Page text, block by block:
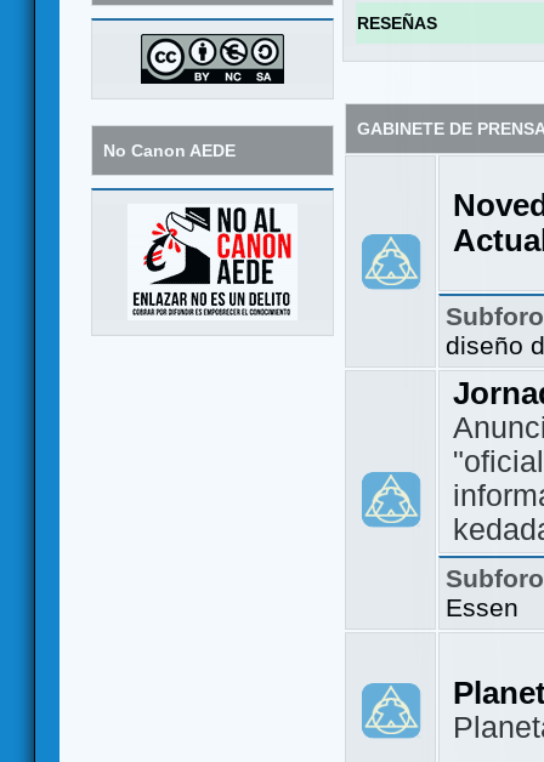
No Canon AEDE
RESEÑAS
GABINETE DE
diseño
Essen